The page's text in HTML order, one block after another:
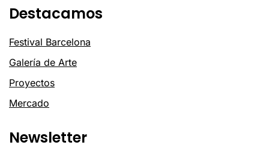
Destacamos
Festival Barcelona
Galería de Arte
Proyectos
Mercado
Newsletter